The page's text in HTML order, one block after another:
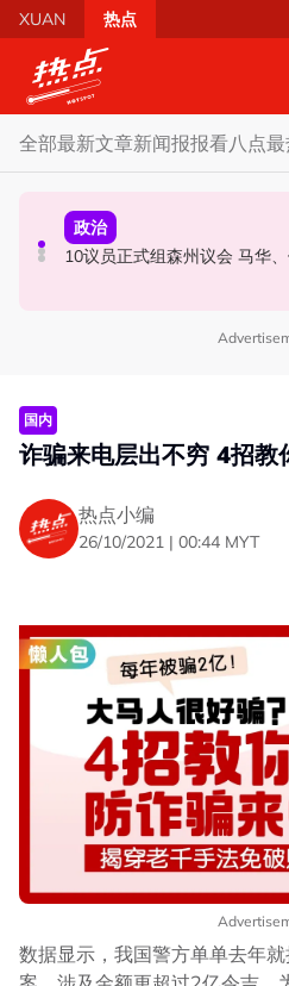
Skip to main content
XUAN 热点
全部最新文章新闻报报看八点
政治
昨反贪会总部录供身体不适急送院 沙比里案件延
政治
蓝潮或冲击槟州政治版图 学者：希盟三分之二执政优势恐
政治
10议员正
国内
诈骗来电层出不穷 4招教
热点小编
26/10/2021 | 00:44 MYT
数据显示，我国警方单单去年